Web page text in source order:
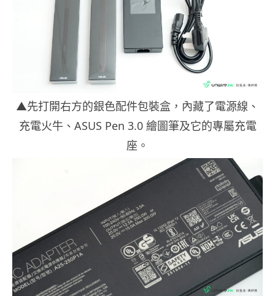
▲先打開右方的銀色配件包裝盒，內藏了電源線、
充電火牛、ASUS Pen 3.0 繪圖筆及它的專屬充電
座。